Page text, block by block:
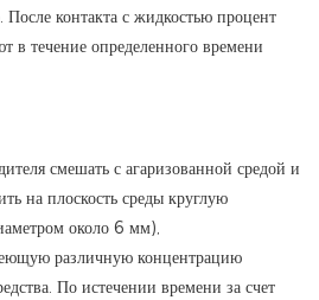
контакта с жидкостью процент
в течение определенного времени
смешать с агаризованной средой и
на плоскость среды круглую
около 6 мм),
различную концентрацию
По истечении времени за счет